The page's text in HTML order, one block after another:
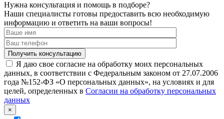
Нужна консультация и помощь в подборе?
Наши специалисты готовы предоставить всю необходимую
информацию и ответить на ваши вопросы!
Я даю свое согласие на обработку моих персональных
данных, в соответствии с Федеральным законом от 27.07.2006
года №152-ФЗ «О персональных данных», на условиях и для
целей, определенных в Согласии на обработку персональных
данных
×